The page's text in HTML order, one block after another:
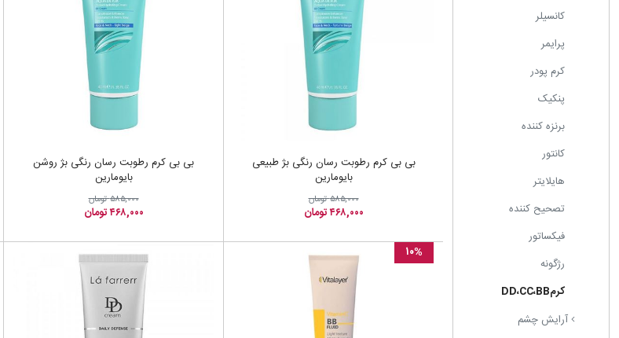
کانسیلر
پرایمر
کرم پودر
پنکیک
برنزه کننده
کانتور
هایلایتر
تصحیح کننده
فیکساتور
رژگونه
کرمDD،CC،BB
آرایش چشم
بی بی کرم رطوبت رسان رنگی بژ طبیعی
بایومارین
۵۸۵,۰۰۰ تومان
۴۶۸,۰۰۰ تومان
بی بی کرم رطوبت رسان رنگی بژ روشن
بایومارین
۵۸۵,۰۰۰ تومان
۴۶۸,۰۰۰ تومان
۱۰%